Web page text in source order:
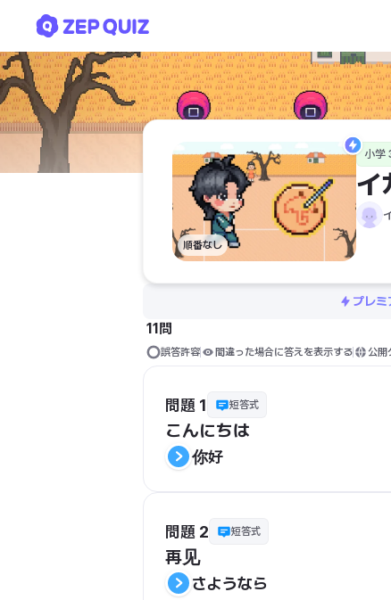
順番なし
小学
イ
プレミ
11問
誤答許容 間違った場合に答えを表示する 公開
問題 1 短答式
こんにちは
你好
問題 2 短答式
再见
さようなら